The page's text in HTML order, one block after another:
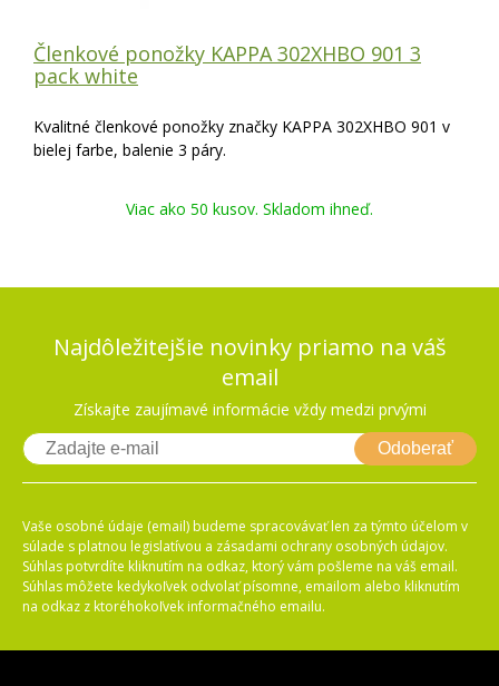
Členkové ponožky KAPPA 302XHBO 901 3
pack white
Kvalitné členkové ponožky značky KAPPA 302XHBO 901 v
bielej farbe, balenie 3 páry.
Viac ako 50 kusov. Skladom ihneď.
Najdôležitejšie novinky priamo na váš
email
Získajte zaujímavé informácie vždy medzi prvými
Odoberať
Vaše osobné údaje (email) budeme spracovávať len za týmto účelom v
súlade s platnou legislatívou a zásadami ochrany osobných údajov.
Súhlas potvrdíte kliknutím na odkaz, ktorý vám pošleme na váš email.
Súhlas môžete kedykoľvek odvolať písomne, emailom alebo kliknutím
na odkaz z ktoréhokoľvek informačného emailu.